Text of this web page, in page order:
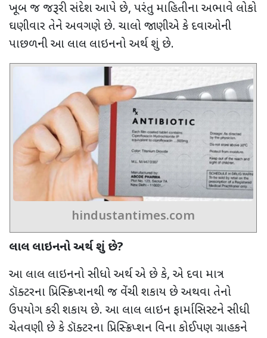
ખૂબ જ જરૂરી સંદેશ આપે છે, પરંતુ માહિતીના અભાવે લોકો
ઘણીવાર તેને અવગણે છે. ચાલો જાણીએ કે દવાઓની
પાછળની આ લાલ લાઇનનો અર્થ શું છે.
hindustantimes.com
લાલ લાઇનનો અર્થ શું છે?
આ લાલ લાઇનનો સીધો અર્થ એ છે કે, એ દવા માત્ર
ડૉક્ટરના પ્રિસ્ક્રિપ્શનથી જ વેંચી શકાય છે અથવા તેનો
ઉપયોગ કરી શકાય છે. આ લાલ લાઇન ફાર્માસિસ્ટને સીધી
ચેતવણી છે કે ડૉક્ટરના પ્રિસ્ક્રિપ્શન વિના કોઈપણ ગ્રાહકને